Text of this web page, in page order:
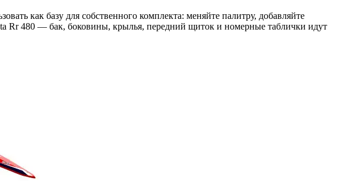
как базу для собственного комплекта: меняйте палитру, добавляйте
Rr 480 — бак, боковины, крылья, передний щиток и номерные таблички идут